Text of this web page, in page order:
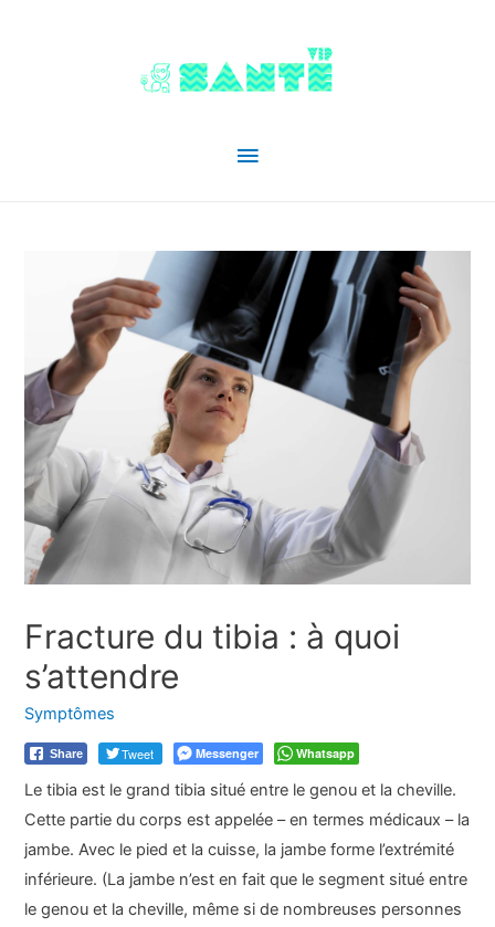
Menu
Fracture du tibia : à quoi
s’attendre
Symptômes
Share Tweet Messenger Whatsapp
Le tibia est le grand tibia situé entre le genou et la cheville.
Cette partie du corps est appelée – en termes médicaux – la
jambe. Avec le pied et la cuisse, la jambe forme l’extrémité
inférieure. (La jambe n’est en fait que le segment situé entre
le genou et la cheville, même si de nombreuses personnes